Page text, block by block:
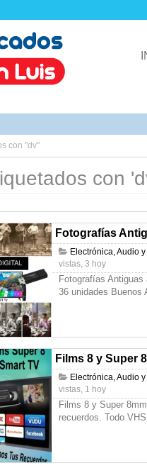
con "dv"
con
Fotografías
Electrónica, Audio
vistas, 3 hoy
Fotografías
36 unidades Buenos
Films 8 y Super
Electrónica, Audio
vistas, 1 hoy
Films 8 y Super
recuerdos. Todo